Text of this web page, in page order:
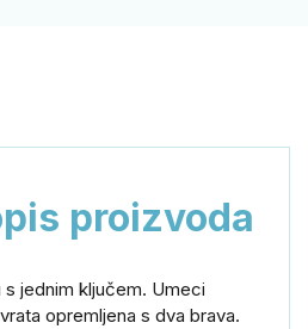
proizvoda
jednim ključem. Umeci
opremljena s dva brava.